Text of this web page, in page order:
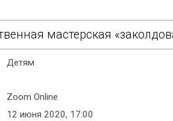
мастерская
Детям
Zoom Online
12 июня 2020, 17:00